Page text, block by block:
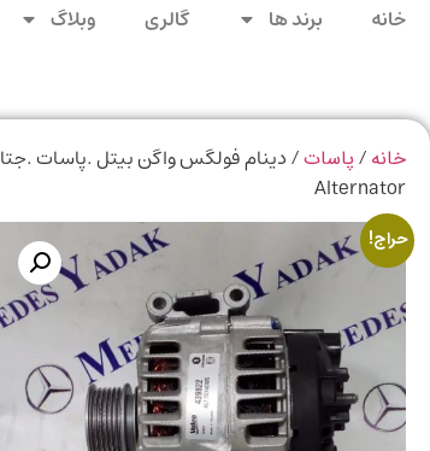
خانه برند ها گالری وبلاگ
خانه / پاسات
Alternator
حراج!